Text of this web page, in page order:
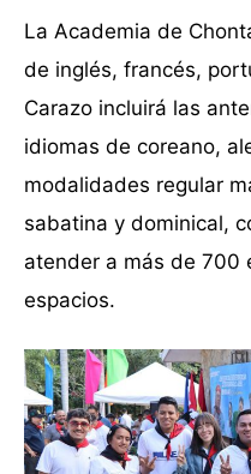
La Academia de
de inglés, francés,
Carazo incluirá las
idiomas de coreano,
modalidades regular
sabatina y dominical,
atender a más de 700
espacios.